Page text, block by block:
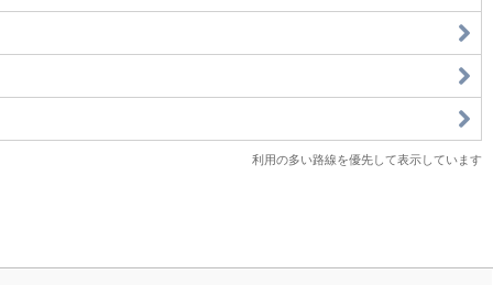
利用の多い路線を優先して表示しています